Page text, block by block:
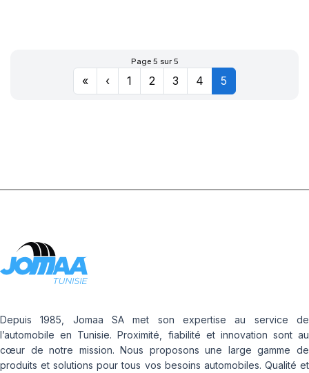
TRANSPRO 2
Page 5 sur 5
« ‹ 1 2 3 4 5
Depuis 1985, Jomaa SA met son expertise au service de
l’automobile en Tunisie. Proximité, fiabilité et innovation sont au
cœur de notre mission. Nous proposons une large gamme de
produits et solutions pour tous vos besoins automobiles. Qualité et